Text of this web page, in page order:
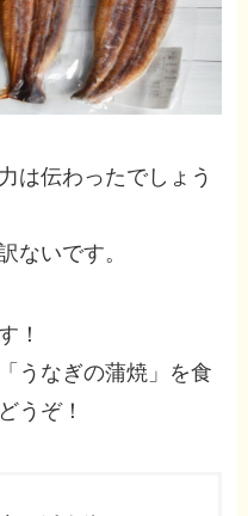
は伝わったでしょう
ないです。
！
うなぎの蒲焼」を食
うぞ！